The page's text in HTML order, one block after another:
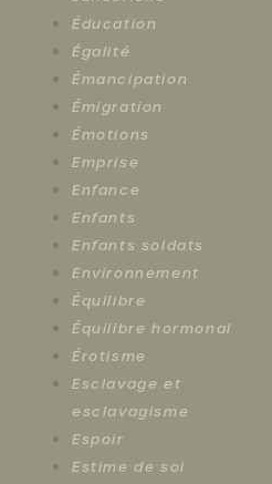
Éducation
Égalité
Émancipation
Émigration
Émotions
Emprise
Enfance
Enfants
Enfants soldats
Environnement
Équilibre
Équilibre hormonal
Érotisme
Esclavage et
esclavagisme
Espoir
Estime de soi